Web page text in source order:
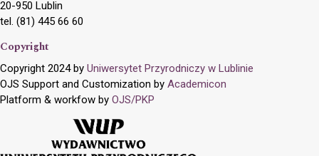
20-950 Lublin
tel. (81) 445 66 60
Copyright
Copyright 2024 by Uniwersytet Przyrodniczy w Lublinie
OJS Support and Customization by Academicon
Platform & workfow by OJS/PKP